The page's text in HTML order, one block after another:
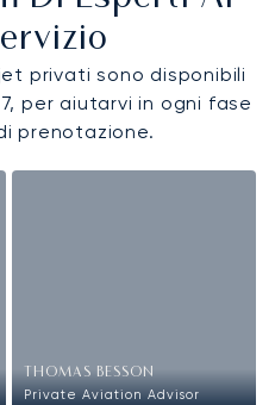
privati sono disponibili
per aiutarvi in ogni fase
prenotazione.
THOMAS BESSON
Private Aviation Advisor